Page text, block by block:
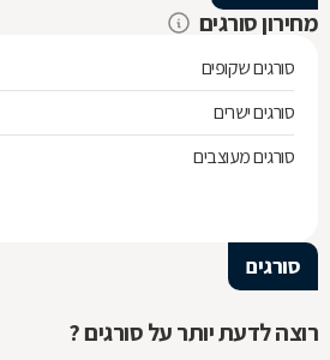
מחירון סורגים
סורגים שקופים
סורגים ישרים
סורגים מעוצבים
סורגים
רוצה לדעת יותר על סורגים ?